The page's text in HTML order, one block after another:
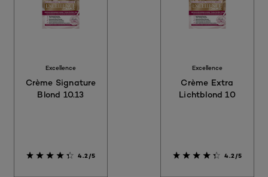
Excellence
Crème Signature
Blond 10.13
4.2/5
Excellence
Crème Extra
Lichtblond 10
4.2/5